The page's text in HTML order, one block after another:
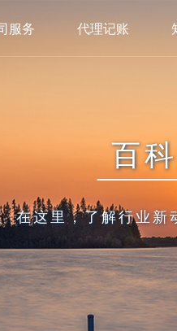
服务 代理记账
百
在这里，了解行业新